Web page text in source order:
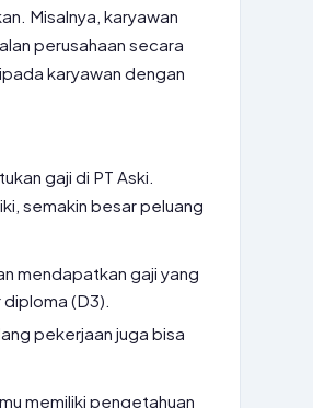
Misalnya, karyawan
perusahaan secara
karyawan dengan
gaji di PT Aski.
semakin besar peluang
mendapatkan gaji yang
(D3).
pekerjaan juga bisa
memiliki pengetahuan